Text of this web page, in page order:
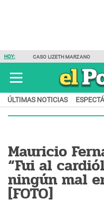
HOY: CASO LIZETH MARZANO
ÚLTIMAS NOTICIAS
Mauricio
“Fui al
ningún mal
[FOTO]